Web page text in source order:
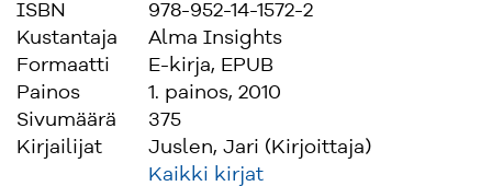
ISBN
978-952-14-1572-2
Kustantaja
Alma Insights
Formaatti
E-kirja, EPUB
Painos
1. painos, 2010
Sivumäärä
375
Kirjailijat
Juslen, Jari (Kirjoittaja)
Kaikki kirjat